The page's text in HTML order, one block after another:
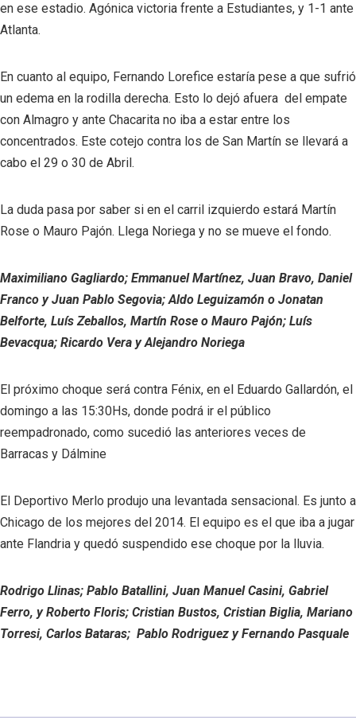
en ese estadio. Agónica victoria frente a Estudiantes, y 1-1 ante
Atlanta.
En cuanto al equipo, Fernando Lorefice estaría pese a que sufrió
un edema en la rodilla derecha. Esto lo dejó afuera del empate
con Almagro y ante Chacarita no iba a estar entre los
concentrados. Este cotejo contra los de San Martín se llevará a
cabo el 29 o 30 de Abril.
La duda pasa por saber si en el carril izquierdo estará Martín
Rose o Mauro Pajón. Llega Noriega y no se mueve el fondo.
Maximiliano Gagliardo; Emmanuel Martínez, Juan Bravo, Daniel
Franco y Juan Pablo Segovia; Aldo Leguizamón o Jonatan
Belforte, Luís Zeballos, Martín Rose o Mauro Pajón; Luís
Bevacqua; Ricardo Vera y Alejandro Noriega
El próximo choque será contra Fénix, en el Eduardo Gallardón, el
domingo a las 15:30Hs, donde podrá ir el público
reempadronado, como sucedió las anteriores veces de
Barracas y Dálmine
El Deportivo Merlo produjo una levantada sensacional. Es junto a
Chicago de los mejores del 2014. El equipo es el que iba a jugar
ante Flandria y quedó suspendido ese choque por la lluvia.
Rodrigo Llinas; Pablo Batallini, Juan Manuel Casini, Gabriel
Ferro, y Roberto Floris; Cristian Bustos, Cristian Biglia, Mariano
Torresi, Carlos Bataras; Pablo Rodriguez y Fernando Pasquale